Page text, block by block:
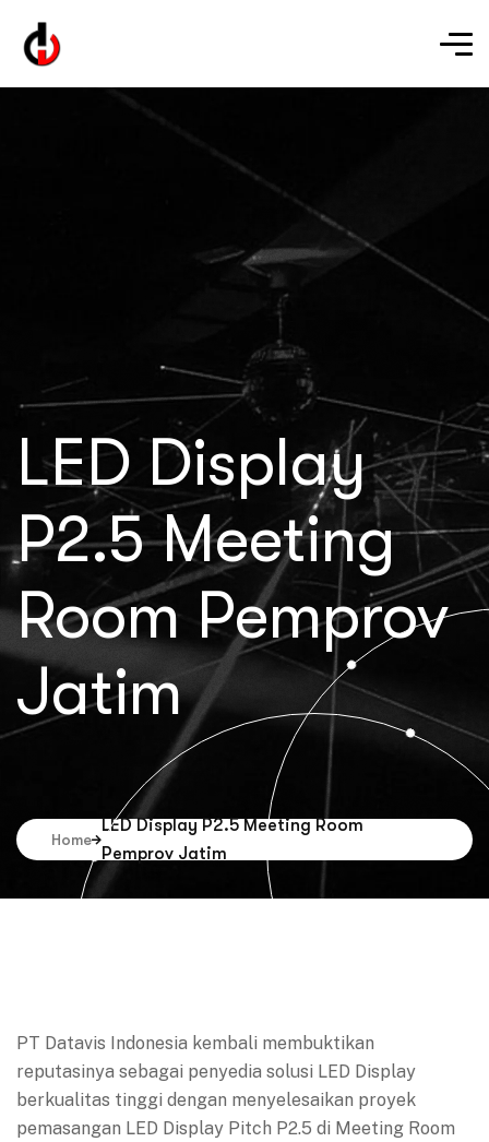
LED Display
P2.5 Meeting
Room Pemprov
Jatim
Home
LED Display P2.5 Meeting Room
Pemprov Jatim
PT Datavis Indonesia kembali membuktikan
reputasinya sebagai penyedia solusi LED Display
berkualitas tinggi dengan menyelesaikan proyek
pemasangan LED Display Pitch P2.5 di Meeting Room